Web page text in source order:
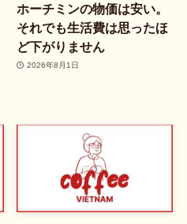
ホーチミンの物価は安い。
それでも生活費は思ったほ
ど下がりません
2026年8月1日